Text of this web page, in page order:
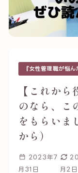
『女性管理職が悩
【これか
のなら、こ
をもらいま
から）
2023年7
月31日
月2日